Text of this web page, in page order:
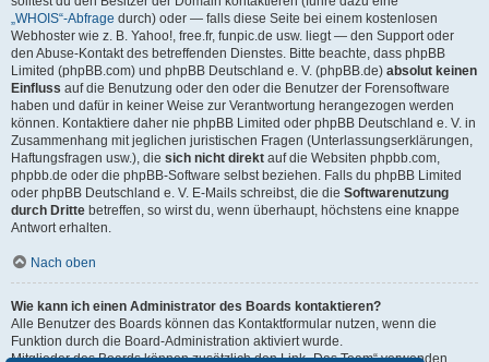
„WHOIS“-Abfrage durch) oder — falls diese Seite bei einem kostenlosen
Webhoster wie z. B. Yahoo!, free.fr, funpic.de usw. liegt — den Support oder
den Abuse-Kontakt des betreffenden Dienstes. Bitte beachte, dass phpBB
Limited (phpBB.com) und phpBB Deutschland e. V. (phpBB.de) absolut keinen
Einfluss auf die Benutzung oder den oder die Benutzer der Forensoftware
haben und dafür in keiner Weise zur Verantwortung herangezogen werden
können. Kontaktiere daher nie phpBB Limited oder phpBB Deutschland e. V. in
Zusammenhang mit jeglichen juristischen Fragen (Unterlassungserklärungen,
Haftungsfragen usw.), die sich nicht direkt auf die Websiten phpbb.com,
phpbb.de oder die phpBB-Software selbst beziehen. Falls du phpBB Limited
oder phpBB Deutschland e. V. E-Mails schreibst, die die Softwarenutzung
durch Dritte betreffen, so wirst du, wenn überhaupt, höchstens eine knappe
Antwort erhalten.
Nach oben
Wie kann ich einen Administrator des Boards kontaktieren?
Alle Benutzer des Boards können das Kontaktformular nutzen, wenn die
Funktion durch die Board-Administration aktiviert wurde.
Mitglieder des Boards können zusätzlich den Link „Das Team“ verwenden.